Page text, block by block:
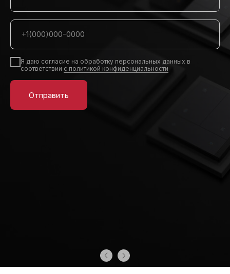
Я даю согласие на обработку персональных данных в
соответствии с политикой конфиденциальности
Отправить